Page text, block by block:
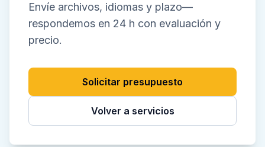
Envíe archivos, idiomas y plazo—
respondemos en 24 h con evaluación y
precio.
Solicitar presupuesto
Volver a servicios